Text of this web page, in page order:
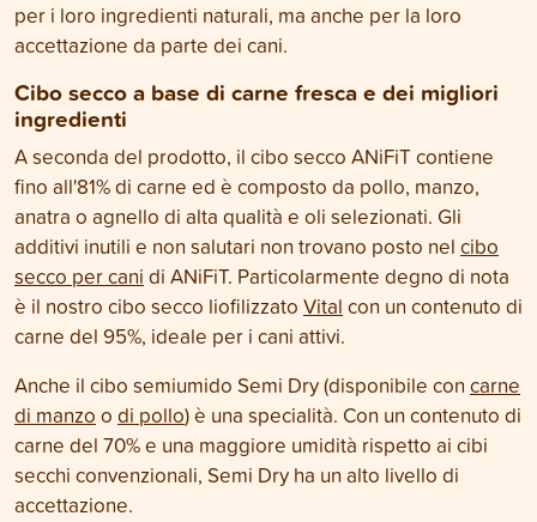
per i loro ingredienti naturali, ma anche per la loro
accettazione da parte dei cani.
Cibo secco a base di carne fresca e dei migliori
ingredienti
A seconda del prodotto, il cibo secco ANiFiT contiene
fino all'81% di carne ed è composto da pollo, manzo,
anatra o agnello di alta qualità e oli selezionati. Gli
additivi inutili e non salutari non trovano posto nel cibo
secco per cani di ANiFiT. Particolarmente degno di nota
è il nostro cibo secco liofilizzato Vital con un contenuto di
carne del 95%, ideale per i cani attivi.
Anche il cibo semiumido Semi Dry (disponibile con carne
di manzo o di pollo) è una specialità. Con un contenuto di
carne del 70% e una maggiore umidità rispetto ai cibi
secchi convenzionali, Semi Dry ha un alto livello di
accettazione.